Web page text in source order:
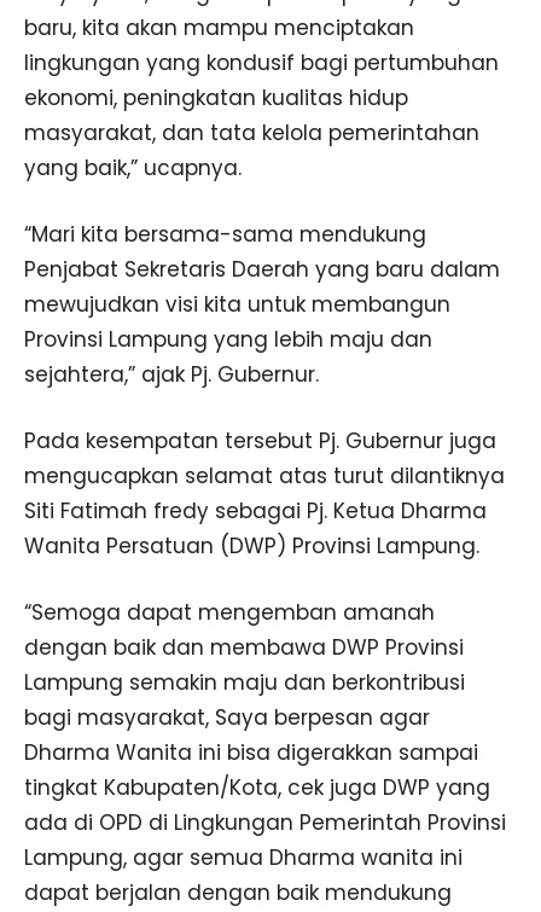
baru, kita akan mampu menciptakan
lingkungan yang kondusif bagi pertumbuhan
ekonomi, peningkatan kualitas hidup
masyarakat, dan tata kelola pemerintahan
yang baik,” ucapnya.
“Mari kita bersama-sama mendukung
Penjabat Sekretaris Daerah yang baru dalam
mewujudkan visi kita untuk membangun
Provinsi Lampung yang lebih maju dan
sejahtera,” ajak Pj. Gubernur.
Pada kesempatan tersebut Pj. Gubernur juga
mengucapkan selamat atas turut dilantiknya
Siti Fatimah fredy sebagai Pj. Ketua Dharma
Wanita Persatuan (DWP) Provinsi Lampung.
“Semoga dapat mengemban amanah
dengan baik dan membawa DWP Provinsi
Lampung semakin maju dan berkontribusi
bagi masyarakat, Saya berpesan agar
Dharma Wanita ini bisa digerakkan sampai
tingkat Kabupaten/Kota, cek juga DWP yang
ada di OPD di Lingkungan Pemerintah Provinsi
Lampung, agar semua Dharma wanita ini
dapat berjalan dengan baik mendukung